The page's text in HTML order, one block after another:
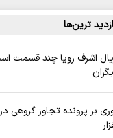
ترین‌ها
اشرف رویا چند قسمت
بر پرونده تجاوز گروهی